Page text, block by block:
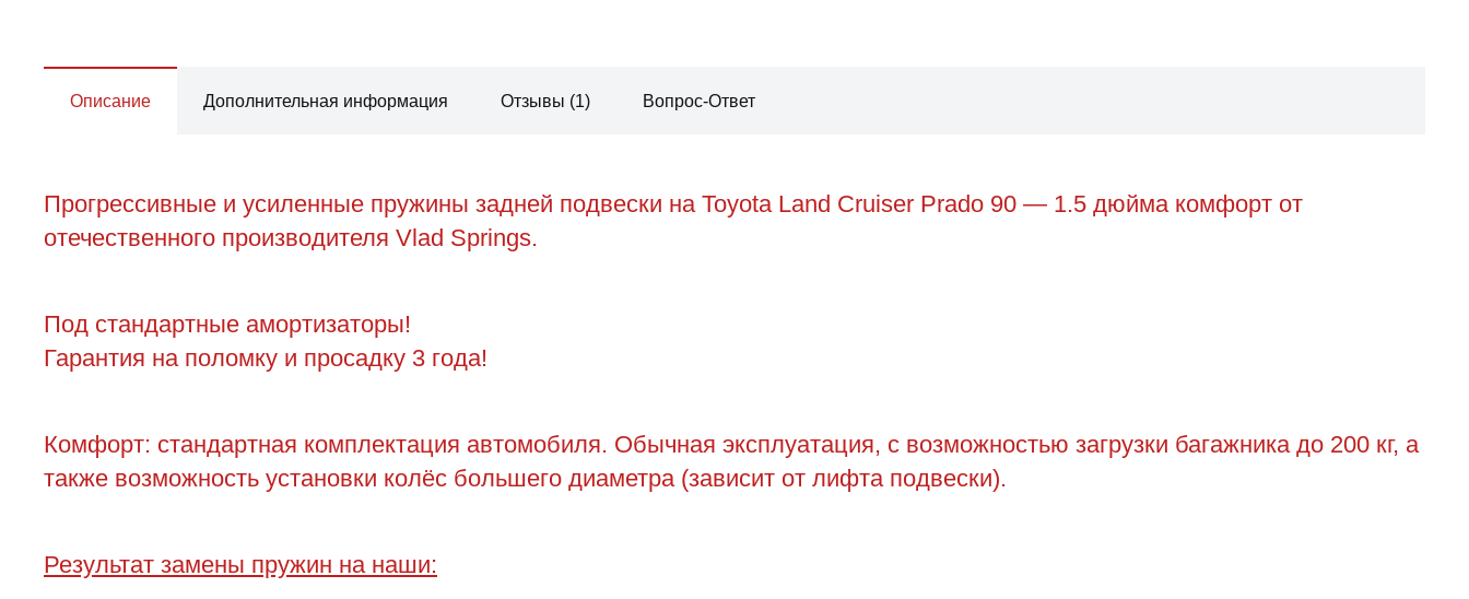
Описание Дополнительная информация Отзывы (1) Вопрос-Ответ
Прогрессивные и усиленные пружины задней подвески на Toyota Land Cruiser Prado 90 — 1.5 дюйма комфорт от
отечественного производителя Vlad Springs.
Под стандартные амортизаторы!
Гарантия на поломку и просадку 3 года!
Комфорт: стандартная комплектация автомобиля. Обычная эксплуатация, с возможностью загрузки багажника до 200 кг, а
также возможность установки колёс большего диаметра (зависит от лифта подвески).
Результат замены пружин на наши: